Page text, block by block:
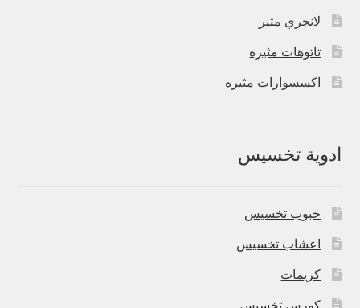
لانجري مثير
تاتوهات مثيره
اكسسوارات مثيره
ادوية تخسيس
حبوب تخسيس
اعشاب تخسيس
كريمات